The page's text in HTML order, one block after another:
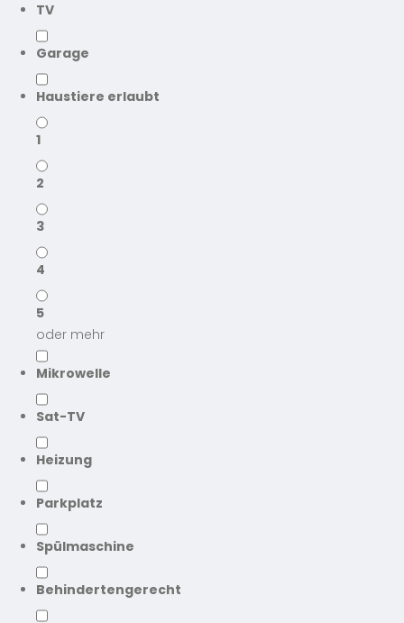
TV
Garage
Haustiere erlaubt
1
2
3
4
5
oder mehr
Mikrowelle
Sat-TV
Heizung
Parkplatz
Spülmaschine
Behindertengerecht